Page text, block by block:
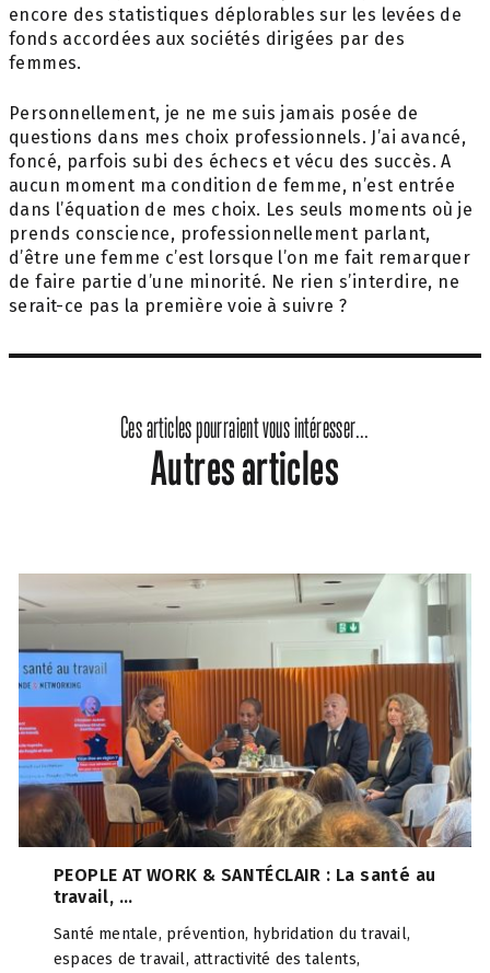
encore des statistiques déplorables sur les levées de
fonds accordées aux sociétés dirigées par des
femmes.
Personnellement, je ne me suis jamais posée de
questions dans mes choix professionnels. J’ai avancé,
foncé, parfois subi des échecs et vécu des succès. A
aucun moment ma condition de femme, n’est entrée
dans l’équation de mes choix. Les seuls moments où je
prends conscience, professionnellement parlant,
d’être une femme c’est lorsque l’on me fait remarquer
de faire partie d’une minorité. Ne rien s’interdire, ne
serait-ce pas la première voie à suivre ?
Ces articles pourraient vous intéresser...
Autres articles
PEOPLE AT WORK & SANTÉCLAIR : La santé au
travail, ...
Santé mentale, prévention, hybridation du travail,
espaces de travail, attractivité des talents,